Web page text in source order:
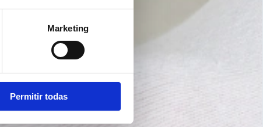
Marketing
Permitir todas